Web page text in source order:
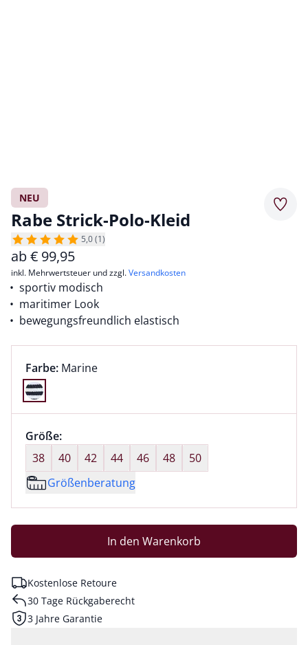
NEU
Rabe Strick-Polo-Kleid
5,0 (1)
ab€ 99,95
inkl. Mehrwertsteuer und zzgl.Versandkosten
sportiv modisch
maritimer Look
bewegungsfreundlich elastisch
Farbauswahl:
Farbe: aktuell ausgewählt:
Marine
Farbe Marine ausgewählt
Größenauswahl:
Größe:nichts ausgewählt
38
40 42 44 46 48
50
Größenberatung
In den Warenkorb
Kostenlose Retoure
30 Tage Rückgaberecht
3 Jahre Garantie